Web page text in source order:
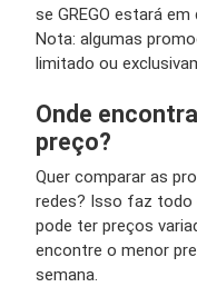
se GREGO estará
Nota: algumas
limitado ou
Onde
preço?
Quer comparar as
redes? Isso faz todo
pode ter preços
encontre o menor
semana.